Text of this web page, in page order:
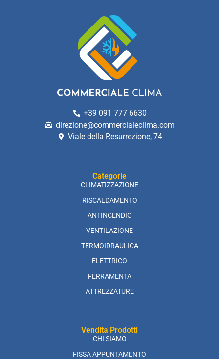
+39 091 777 6630
direzione@commercialeclima.com
Viale della Resurrezione, 74
Categorie
CLIMATIZZAZIONE
RISCALDAMENTO
ANTINCENDIO
VENTILAZIONE
TERMOIDRAULICA
ELETTRICO
FERRAMENTA
ATTREZZATURE
Vendita Prodotti
CHI SIAMO
FISSA APPUNTAMENTO